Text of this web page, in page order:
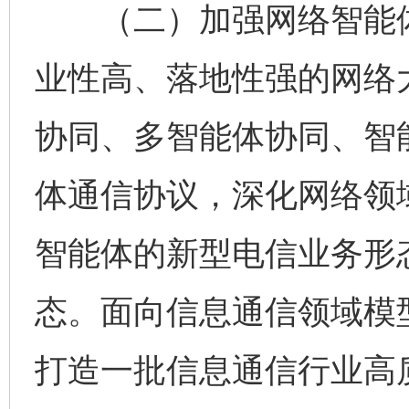
（二）加强网络智能
业性高、落地性强的网
协同、多智能体协同、
体通信协议，深化网络
智能体的新型电信业务
态。面向信息通信领域
打造一批信息通信行业高